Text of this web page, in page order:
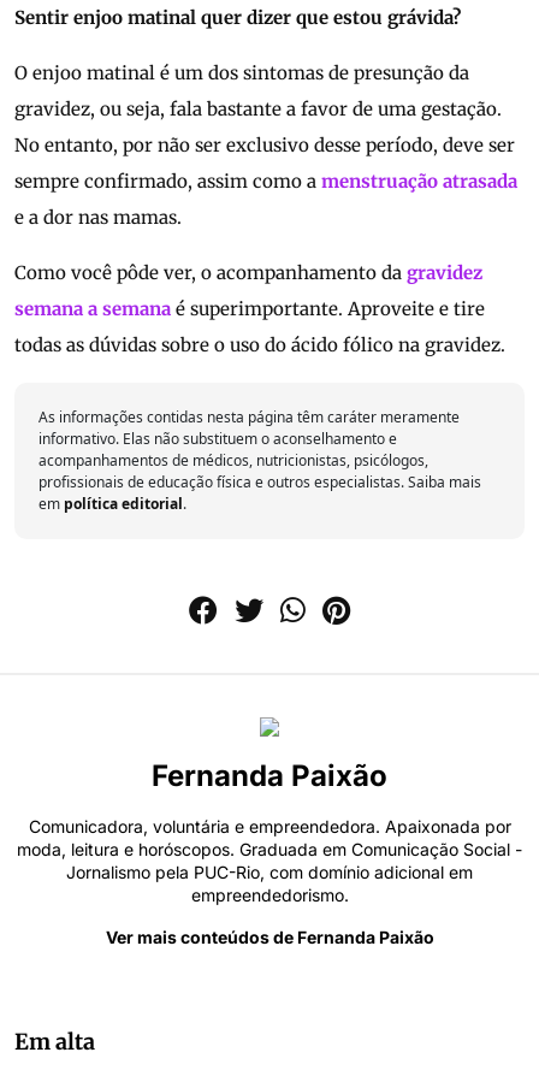
Sentir enjoo matinal quer dizer que estou grávida?
O enjoo matinal é um dos sintomas de presunção da
gravidez, ou seja, fala bastante a favor de uma gestação.
No entanto, por não ser exclusivo desse período, deve ser
sempre confirmado, assim como a menstruação atrasada
e a dor nas mamas.
Como você pôde ver, o acompanhamento da gravidez
semana a semana é superimportante. Aproveite e tire
todas as dúvidas sobre o uso do ácido fólico na gravidez.
As informações contidas nesta página têm caráter meramente
informativo. Elas não substituem o aconselhamento e
acompanhamentos de médicos, nutricionistas, psicólogos,
profissionais de educação física e outros especialistas. Saiba mais
em política editorial.
Fernanda Paixão
Comunicadora, voluntária e empreendedora. Apaixonada por
moda, leitura e horóscopos. Graduada em Comunicação Social -
Jornalismo pela PUC-Rio, com domínio adicional em
empreendedorismo.
Ver mais conteúdos de Fernanda Paixão
Em alta